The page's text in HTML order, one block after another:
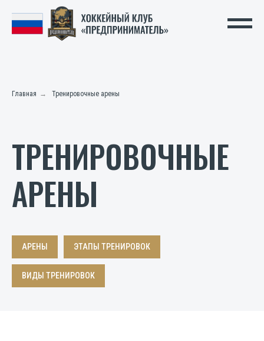
Главная → Тренировочные арены
ТРЕНИРОВОЧНЫЕ
АРЕНЫ
АРЕНЫ ЭТАПЫ ТРЕНИРОВОК
ВИДЫ ТРЕНИРОВОК